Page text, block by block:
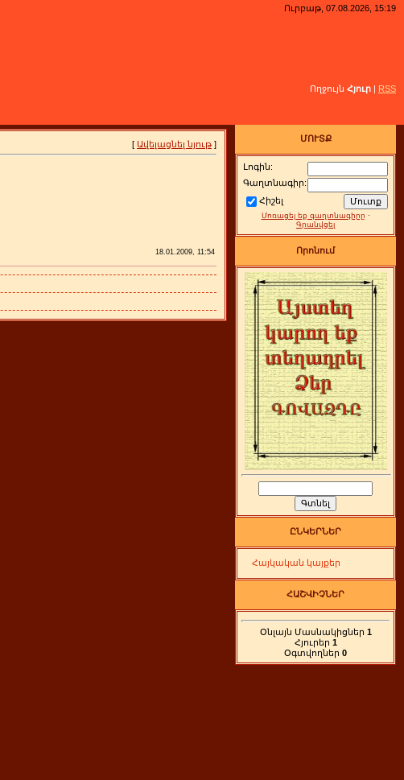
Ուրբաթ, 07.08.2026, 15:19
Ողջույն Հյուր | RSS
[ Ավելացնել նյութ ]
18.01.2009, 11:54
ՄՈՒՏՔ
Լոգին:
Գաղտնագիր:
Հիշել
Մոռացել եք գաղտնագիրը ·
Գրանվցել
Որոնում
ԸՆԿԵՐՆԵՐ
Հայկական կայքեր
ՀԱՇՎԻՉՆԵՐ
Օնլայն Մասնակիցներ 1
Հյուրեր 1
Օգտվողներ 0